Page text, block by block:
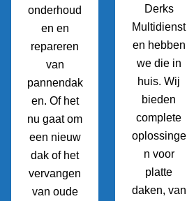
onderhoud
en en
repareren
van
pannendak
en. Of het
nu gaat om
een nieuw
dak of het
vervangen
van oude
Derks
Multidienst
en hebben
we die in
huis. Wij
bieden
complete
oplossinge
n voor
platte
daken, van